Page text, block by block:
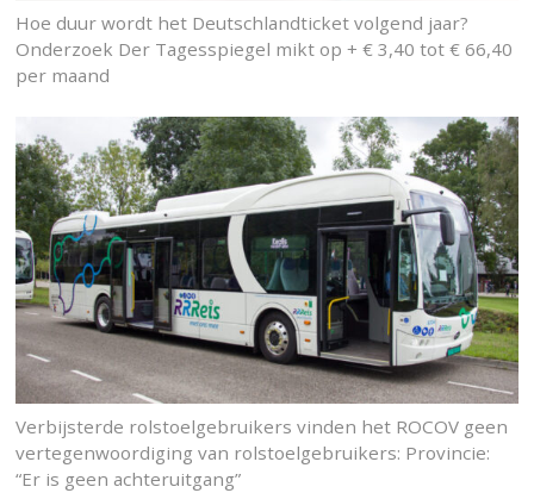
Hoe duur wordt het Deutschlandticket volgend jaar?
Onderzoek Der Tagesspiegel mikt op + € 3,40 tot € 66,40
per maand
Verbijsterde rolstoelgebruikers vinden het ROCOV geen
vertegenwoordiging van rolstoelgebruikers: Provincie:
“Er is geen achteruitgang”